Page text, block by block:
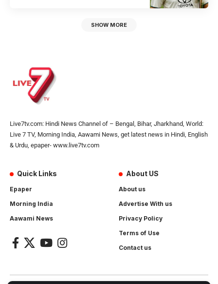
SHOW MORE
Live7tv.com: Hindi News Channel of – Bengal, Bihar, Jharkhand, World:
Live 7 TV, Morning India, Aawami News, get latest news in Hindi, English
& Urdu, epaper- www.live7tv.com
Quick Links
Epaper
Morning India
Aawami News
About US
About us
Advertise With us
Privacy Policy
Terms of Use
Contact us